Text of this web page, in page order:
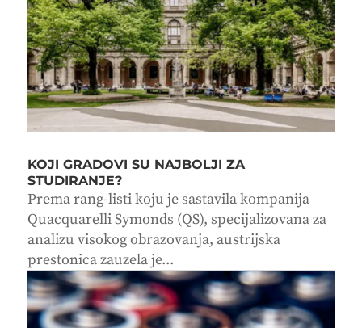
KOJI GRADOVI SU NAJBOLJI ZA
STUDIRANJE?
Prema rang-listi koju je sastavila kompanija
Quacquarelli Symonds (QS), specijalizovana za
analizu visokog obrazovanja, austrijska
prestonica zauzela je...